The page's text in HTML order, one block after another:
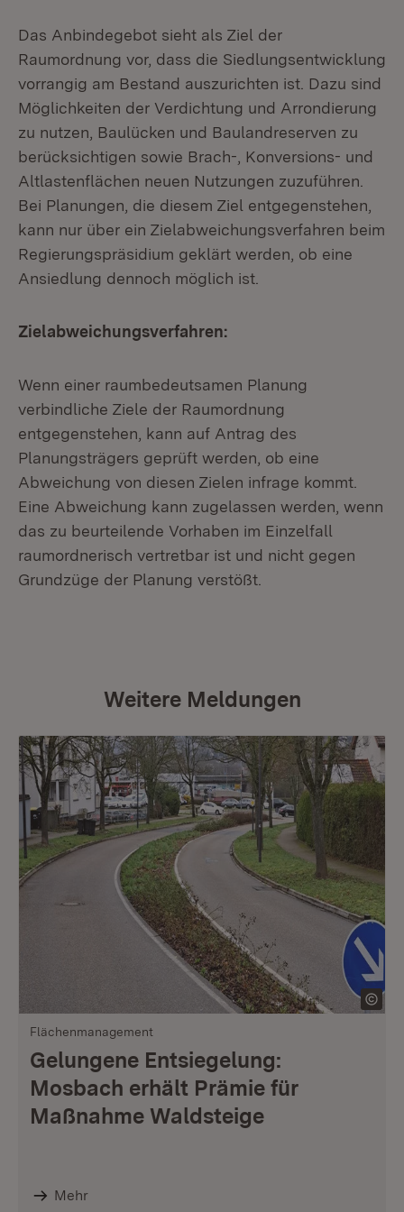
Das Anbindegebot sieht als Ziel der
Raumordnung vor, dass die Siedlungsentwicklung
vorrangig am Bestand auszurichten ist. Dazu sind
Möglichkeiten der Verdichtung und Arrondierung
zu nutzen, Baulücken und Baulandreserven zu
berücksichtigen sowie Brach-, Konversions- und
Altlastenflächen neuen Nutzungen zuzuführen.
Bei Planungen, die diesem Ziel entgegenstehen,
kann nur über ein Zielabweichungsverfahren beim
Regierungspräsidium geklärt werden, ob eine
Ansiedlung dennoch möglich ist.
Zielabweichungsverfahren:
Wenn einer raumbedeutsamen Planung
verbindliche Ziele der Raumordnung
entgegenstehen, kann auf Antrag des
Planungsträgers geprüft werden, ob eine
Abweichung von diesen Zielen infrage kommt.
Eine Abweichung kann zugelassen werden, wenn
das zu beurteilende Vorhaben im Einzelfall
raumordnerisch vertretbar ist und nicht gegen
Grundzüge der Planung verstößt.
Weitere Meldungen
Flächenmanagement
Gelungene Entsiegelung:
Mosbach erhält Prämie für
Maßnahme Waldsteige
Mehr